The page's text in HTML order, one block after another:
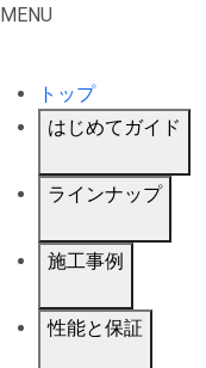
MENU
トップ
はじめてガイド
ラインナップ
施工事例
性能と保証